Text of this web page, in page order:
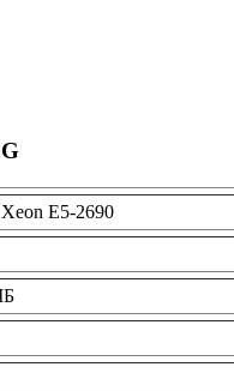
E5-2690